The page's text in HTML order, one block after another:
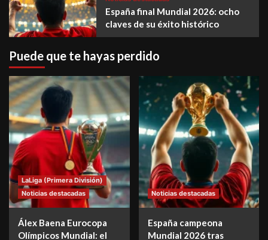
España final Mundial 2026: ocho
claves de su éxito histórico
Puede que te hayas perdido
LaLiga (Primera División)
Noticias destacadas
Álex Baena Eurocopa
Olímpicos Mundial: el
Noticias destacadas
España campeona
Mundial 2026 tras